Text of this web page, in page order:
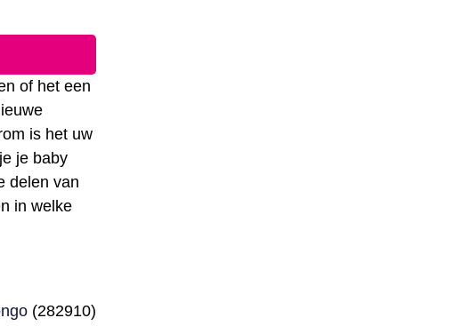
of het een
is het uw
je baby
delen van
in welke
(282910)